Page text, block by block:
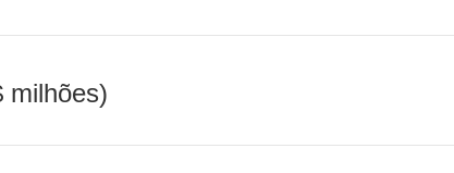
milhões)